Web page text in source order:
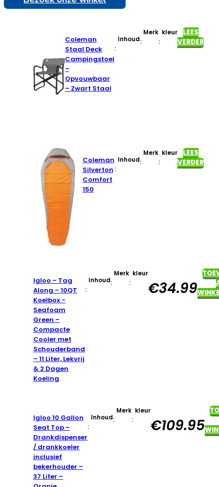
Coleman
Staal Deck
Campingstoel
–
Opvouwbaar
– Zwart Staal
Inhoud
:
Merk
:
kleur
:
LEES
VERDER
Coleman
Silverton
Comfort
150
Inhoud
:
Merk
:
kleur
:
LEES
VERDER
Igloo – Tag
Along – 10QT
Koelbox -
Seafoam
Green –
Compacte
Cooler met
Schouderband
– 11 Liter, Lekvrij
& 2 Dagen
Koeling
Inhoud
:
Merk
:
kleur
:
€34.99
Igloo 10 Gallon
Seat Top –
Drankdispenser
/ drankkoeler
inclusief
bekerhouder –
37 Liter –
Inhoud
:
Merk
:
kleur
:
€109.95